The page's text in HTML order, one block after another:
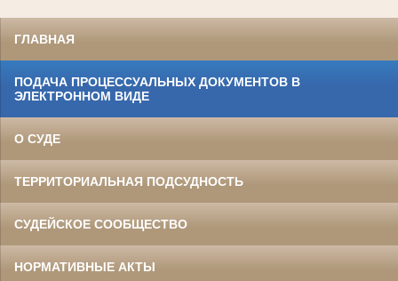
ГЛАВНАЯ
ПОДАЧА ПРОЦЕССУАЛЬНЫХ ДОКУМЕНТОВ В
ЭЛЕКТРОННОМ ВИДЕ
О СУДЕ
ТЕРРИТОРИАЛЬНАЯ ПОДСУДНОСТЬ
СУДЕЙСКОЕ СООБЩЕСТВО
НОРМАТИВНЫЕ АКТЫ